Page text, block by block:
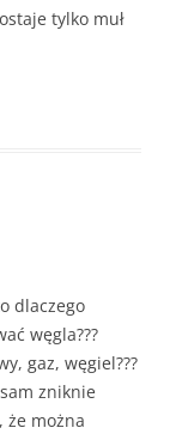
tylko muł
dlaczego
węgla???
gaz, węgiel???
zniknie
że można